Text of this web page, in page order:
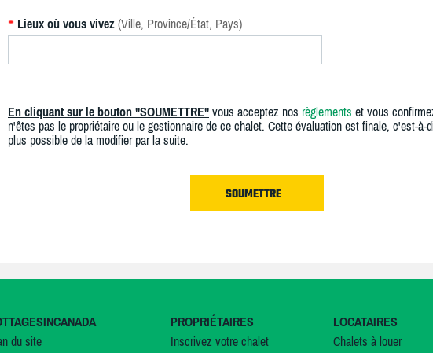
* Lieux où vous vivez (Ville, Province/État, Pays)
En cliquant sur le bouton "SOUMETTRE" vous acceptez nos règlements et vous
n'êtes pas le propriétaire ou le gestionnaire de ce chalet. Cette évaluation est finale, c'est-à-
plus possible de la modifier par la suite.
du site
PROPRIÉTAIRES
Inscrivez votre chalet
LOCATAIRES
Chalets à louer